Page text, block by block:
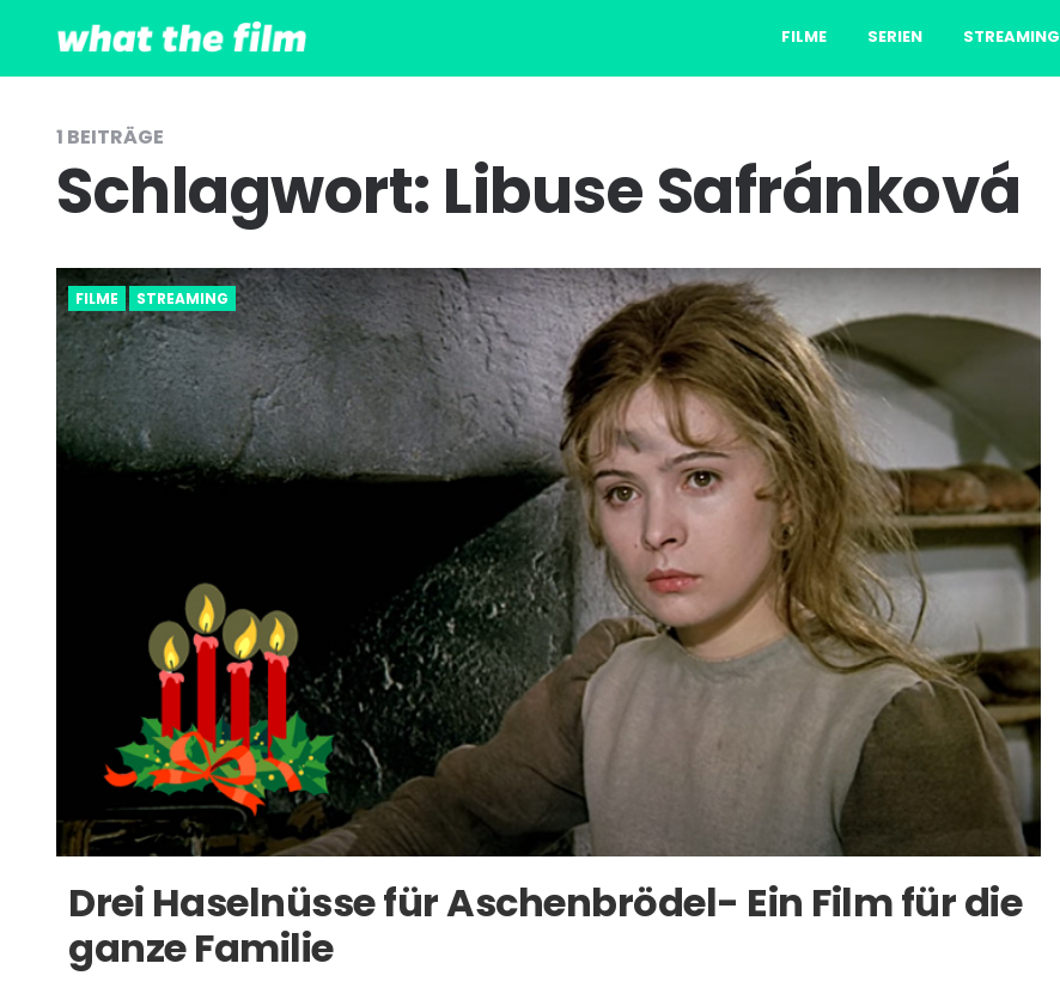
FILME SERIEN STREAMING
1 BEITRÄGE
Schlagwort: Libuse Safránková
FILME STREAMING
Drei Haselnüsse für Aschenbrödel- Ein Film für die
ganze Familie